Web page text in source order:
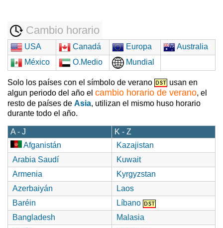
Cambio horario
USA Canadá Europa
Australia
México
O.Medio Mundial
Solo los países con el símbolo de verano
usan en
algun periodo del año el cambio horario de verano, el
resto de países de Asia, utilizan el mismo huso horario
durante todo el año.
A - J
K - Z
Afganistán
Kazajistan
Arabia Saudí
Kuwait
Armenia
Kyrgyzstan
Azerbaiyán
Laos
Baréin
Líbano
Bangladesh
Malasia